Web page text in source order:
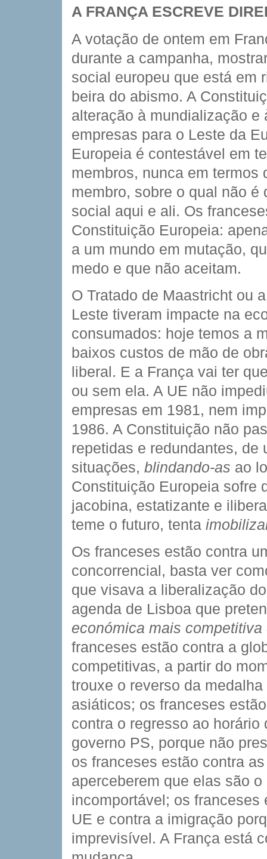
A FRANÇA ESCREVE
A votação de ontem em
durante a campanha,
social europeu que está em
beira do abismo. A
alteração à mundialização
empresas para o Leste da
Europeia é contestável em
membros, nunca em
membro, sobre o qual não
social aqui e ali. Os
Constituição Europeia:
a um mundo em mutação,
medo e que não aceitam.
O Tratado de Maastricht ou
Leste tiveram impacte na
consumados: hoje temos a
baixos custos de mão de
liberal. E a França vai ter
ou sem ela. A UE não
empresas em 1981, nem
1986. A Constituição não
repetidas e redundantes, de
situações, blindando-as ao
Constituição Europeia sofre
jacobina, estatizante e
teme o futuro, tenta 
Os franceses estão contra
concorrencial, basta ver
que visava a liberalização
agenda de Lisboa que
económica mais competitiva
franceses estão contra a
competitivas, a partir do
trouxe o reverso da medalha
asiáticos; os franceses
contra o regresso ao
governo PS, porque não
os franceses estão contra
aperceberem que elas são
incomportável; os franceses
UE e contra a imigração
imprevisível. A França está